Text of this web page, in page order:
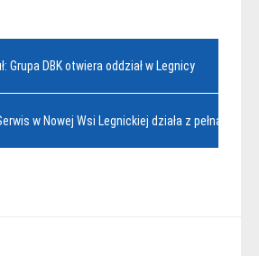
Grupa DBK otwiera oddział w Legnicy
w Nowej Wsi Legnickiej działa z pełną mocą